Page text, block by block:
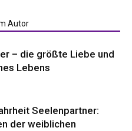
Autor
– die größte Liebe und
Lebens
Seelenpartner:
der weiblichen